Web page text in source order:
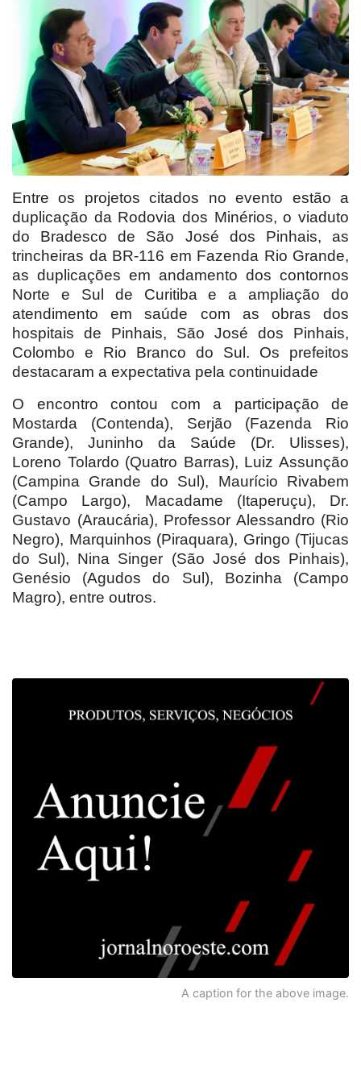
Entre os projetos citados no evento estão a
duplicação da Rodovia dos Minérios, o viaduto
do Bradesco de São José dos Pinhais, as
trincheiras da BR-116 em Fazenda Rio Grande,
as duplicações em andamento dos contornos
Norte e Sul de Curitiba e a ampliação do
atendimento em saúde com as obras dos
hospitais de Pinhais, São José dos Pinhais,
Colombo e Rio Branco do Sul. Os prefeitos
destacaram a expectativa pela continuidade
O encontro contou com a participação de
Mostarda (Contenda), Serjão (Fazenda Rio
Grande), Juninho da Saúde (Dr. Ulisses),
Loreno Tolardo (Quatro Barras), Luiz Assunção
(Campina Grande do Sul), Maurício Rivabem
(Campo Largo), Macadame (Itaperuçu), Dr.
Gustavo (Araucária), Professor Alessandro (Rio
Negro), Marquinhos (Piraquara), Gringo (Tijucas
do Sul), Nina Singer (São José dos Pinhais),
Genésio (Agudos do Sul), Bozinha (Campo
Magro), entre outros.
A caption for the above image.